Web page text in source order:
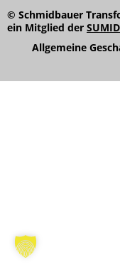
© Schmidbauer
ein Mitglied der
Allgemeine